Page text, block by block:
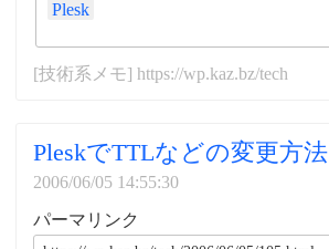
Plesk
[技術系メモ] https://wp.kaz.bz/tech
PleskでTTLなどの変更方法
2006/06/05 14:55:30
パーマリンク